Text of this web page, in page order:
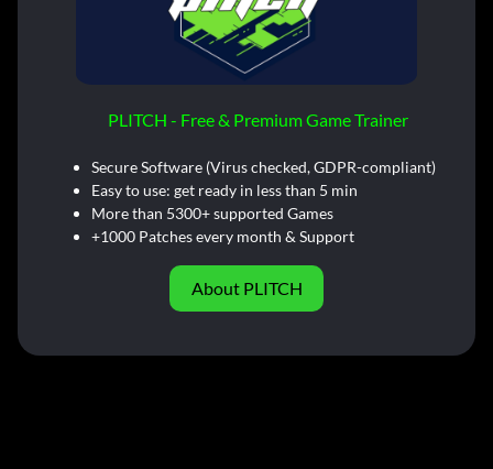
PLITCH - Free & Premium Game Trainer
Secure Software (Virus checked, GDPR-compliant)
Easy to use: get ready in less than 5 min
More than 5300+ supported Games
+1000 Patches every month & Support
About PLITCH